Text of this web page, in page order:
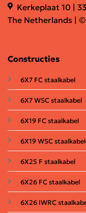
Kerkeplaat 10 |
The Netherlands |
Constructies
6X7 FC staalkabel
6X7 WSC staalkabel
6X19 FC staalkabel
6X19 WSC staalkabel
6X25 F staalkabel
6X26 FC staalkabel
6X26 IWRC